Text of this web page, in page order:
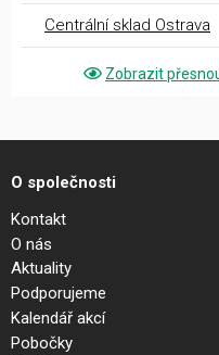
Centrální sklad Ostrava
Zobrazit
O společnosti
Kontakt
O nás
Aktuality
Podporujeme
Kalendář akcí
Pobočky